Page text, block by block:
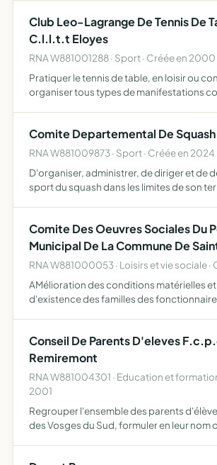
Club Leo-Lagrange De Tennis De
C.l.l.t.t Eloyes
RNA W881001288 · Sport · Créée en 2000
Pratiquer le tennis de table, en loisir ou
organiser tous types de manifestations
Lagrang…
Comite Departemental De Squash
RNA W881009873 · Sport · Créée en 2024
D'organiser, administrer, de diriger et de
sport du squash dans les limites de son
Comite Des Oeuvres Sociales Du
Municipal De La Commune De
RNA W881000053 · Loisirs et vie sociale ·
AMélioration des conditions matérielles
d'existence des familles des
fina…
Conseil De Parents D'eleves
Remiremont
RNA W881004301 · Education et
2001
Regrouper l'ensemble des parents
des Vosges du Sud, formuler en leur nom